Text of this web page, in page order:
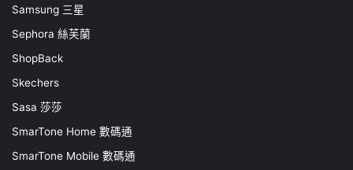
Samsung 三星
Sephora 絲芙蘭
ShopBack
Skechers
Sasa 莎莎
SmarTone Home 數碼通
SmarTone Mobile 數碼通